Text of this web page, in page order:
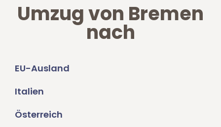
Umzug von Bremen
nach
EU-Ausland
Italien
Österreich